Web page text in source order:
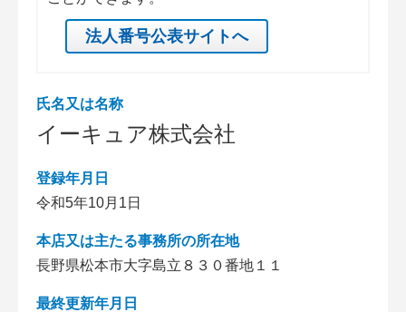
法人番号公表サイトへ
氏名又は名称
イーキュア株式会社
登録年月日
令和5年10月1日
本店又は主たる事務所の所在地
長野県松本市大字島立８３０番地１１
最終更新年月日